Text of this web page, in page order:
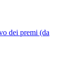
dei premi (da